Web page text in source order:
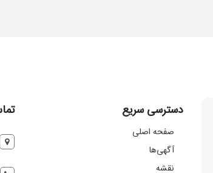
دسترسی سریع
صفحه اصلی
آگهی‌ها
نقشه